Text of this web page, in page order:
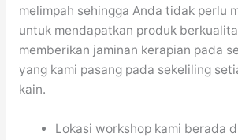
melimpah sehingga Anda tidak perlu
untuk mendapatkan produk
memberikan jaminan kerapian pada
yang kami pasang pada sekeliling
kain.
Lokasi workshop kami berada